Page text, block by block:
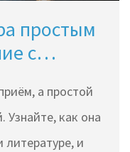
простым
с
а простой
Узнайте, как она
литературе, и